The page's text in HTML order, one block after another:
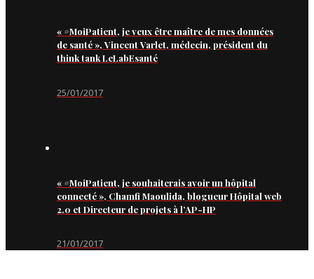
« #MoiPatient, je veux être maître de mes données
de santé », Vincent Varlet, médecin, président du
think tank LeLabEsanté
25/01/2017
« #MoiPatient, je souhaiterais avoir un hôpital
connecté », Chamfi Maoulida, blogueur Hôpital web
2.0 et Directeur de projets à l’AP-HP
21/01/2017